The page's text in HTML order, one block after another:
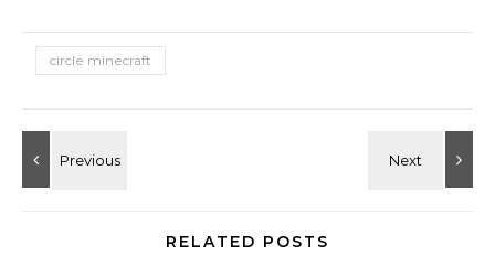
circle minecraft
RELATED POSTS